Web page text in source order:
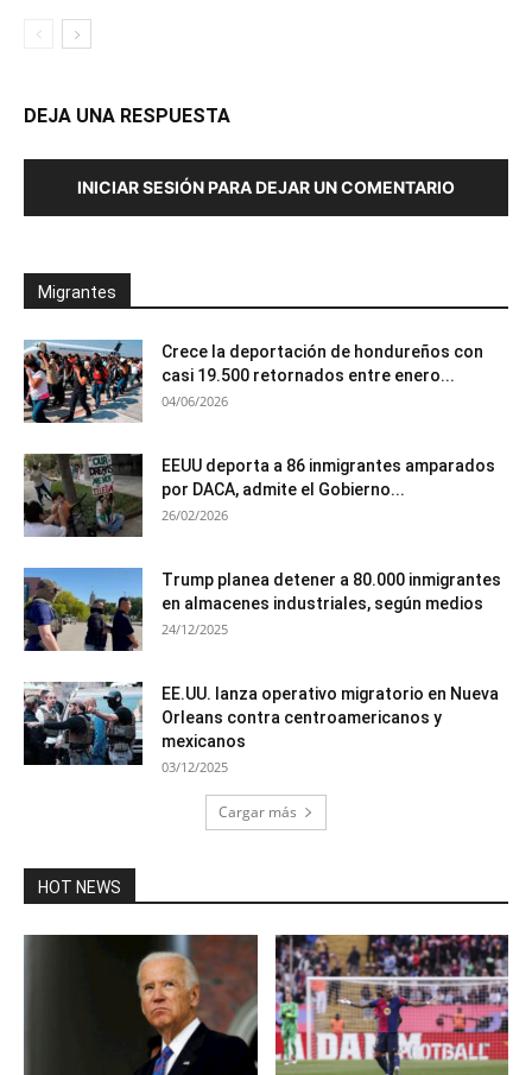
DEJA UNA RESPUESTA
INICIAR SESIÓN PARA DEJAR UN COMENTARIO
Migrantes
Crece la deportación de hondureños con
casi 19.500 retornados entre enero...
04/06/2026
EEUU deporta a 86 inmigrantes amparados
por DACA, admite el Gobierno...
26/02/2026
Trump planea detener a 80.000 inmigrantes
en almacenes industriales, según medios
24/12/2025
EE.UU. lanza operativo migratorio en Nueva
Orleans contra centroamericanos y
mexicanos
03/12/2025
Cargar más
HOT NEWS